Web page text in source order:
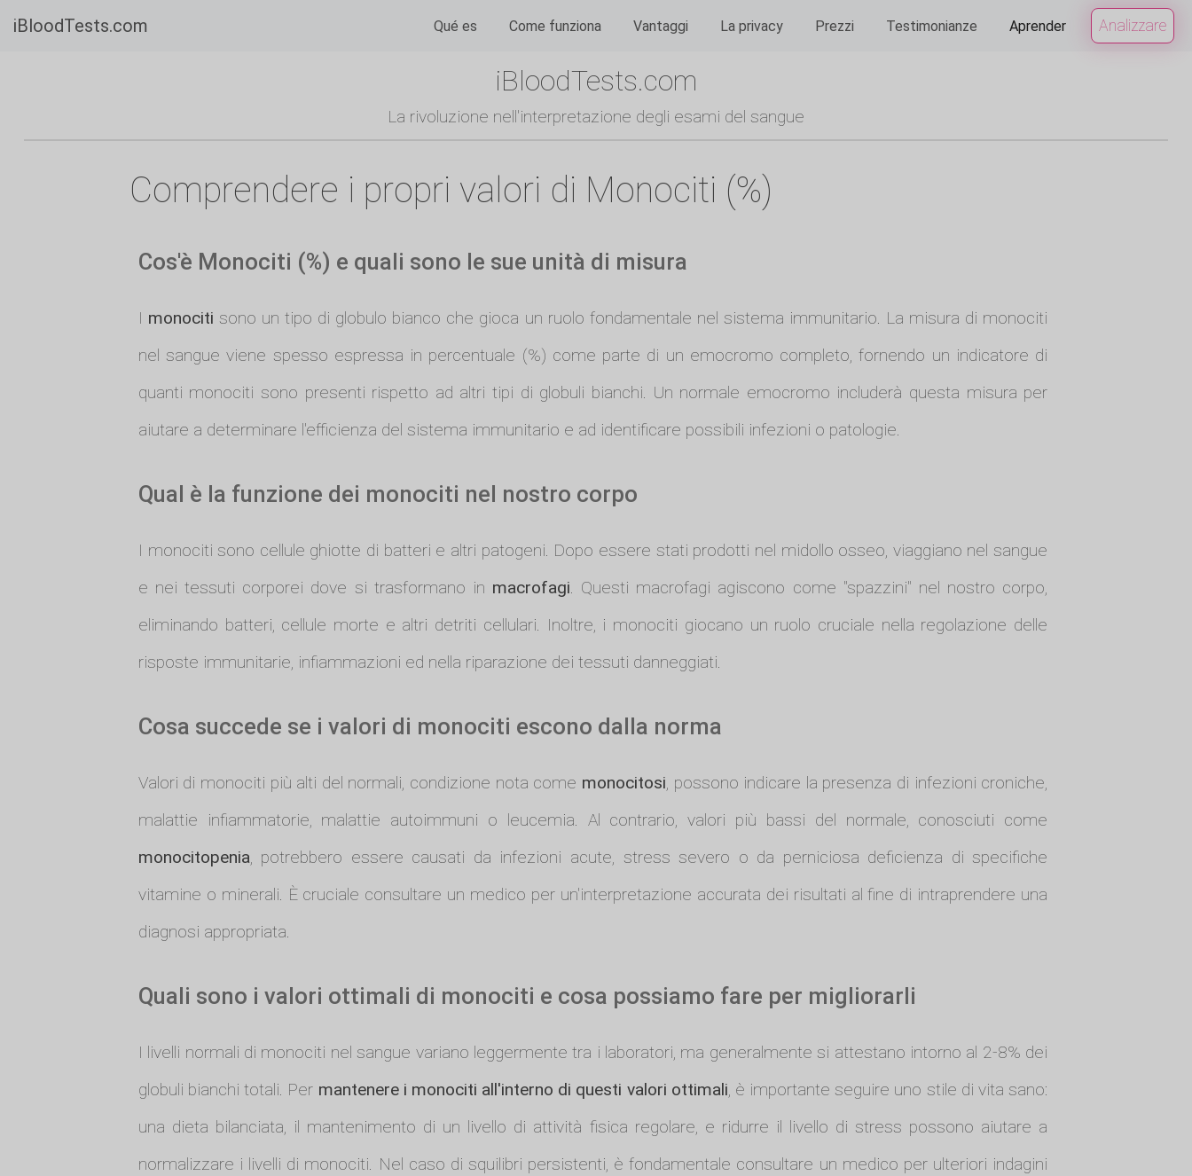
iBloodTests.com Qué es Come funziona Vantaggi La privacy Prezzi Testimonianze Aprender Analizzare
iBloodTests.com
La rivoluzione nell'interpretazione degli esami del sangue
Comprendere i propri valori di Monociti (%)
Cos'è Monociti (%) e quali sono le sue unità di misura
I monociti sono un tipo di globulo bianco che gioca un ruolo fondamentale nel sistema immunitario. La misura di monociti
nel sangue viene spesso espressa in percentuale (%) come parte di un emocromo completo, fornendo un indicatore di
quanti monociti sono presenti rispetto ad altri tipi di globuli bianchi. Un normale emocromo includerà questa misura per
aiutare a determinare l'efficienza del sistema immunitario e ad identificare possibili infezioni o patologie.
Qual è la funzione dei monociti nel nostro corpo
I monociti sono cellule ghiotte di batteri e altri patogeni. Dopo essere stati prodotti nel midollo osseo, viaggiano nel sangue
e nei tessuti corporei dove si trasformano in macrofagi. Questi macrofagi agiscono come "spazzini" nel nostro corpo,
eliminando batteri, cellule morte e altri detriti cellulari. Inoltre, i monociti giocano un ruolo cruciale nella regolazione delle
risposte immunitarie, infiammazioni ed nella riparazione dei tessuti danneggiati.
Cosa succede se i valori di monociti escono dalla norma
Valori di monociti più alti del normali, condizione nota come monocitosi, possono indicare la presenza di infezioni croniche,
malattie infiammatorie, malattie autoimmuni o leucemia. Al contrario, valori più bassi del normale, conosciuti come
monocitopenia, potrebbero essere causati da infezioni acute, stress severo o da perniciosa deficienza di specifiche
vitamine o minerali. È cruciale consultare un medico per un'interpretazione accurata dei risultati al fine di intraprendere una
diagnosi appropriata.
Quali sono i valori ottimali di monociti e cosa possiamo fare per migliorarli
I livelli normali di monociti nel sangue variano leggermente tra i laboratori, ma generalmente si attestano intorno al 2-8% dei
globuli bianchi totali. Per mantenere i monociti all'interno di questi valori ottimali, è importante seguire uno stile di vita sano:
una dieta bilanciata, il mantenimento di un livello di attività fisica regolare, e ridurre il livello di stress possono aiutare a
normalizzare i livelli di monociti. Nel caso di squilibri persistenti, è fondamentale consultare un medico per ulteriori indagini